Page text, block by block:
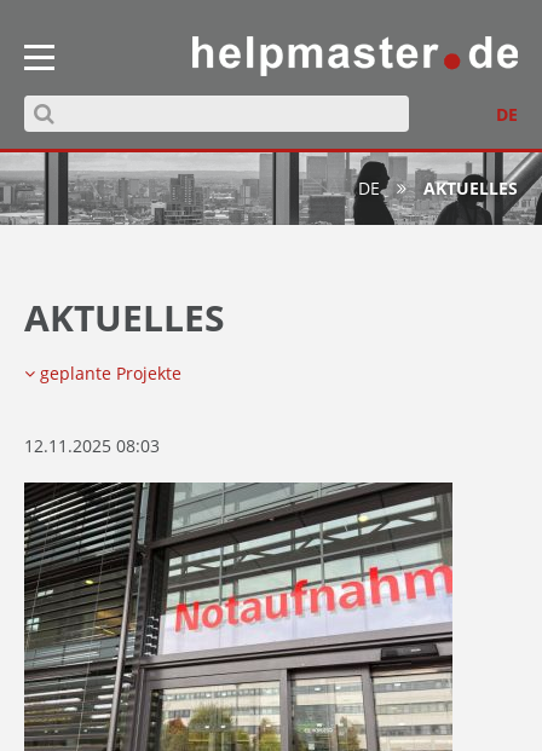
DE
DE AKTUELLES
AKTUELLES
geplante Projekte
12.11.2025 08:03